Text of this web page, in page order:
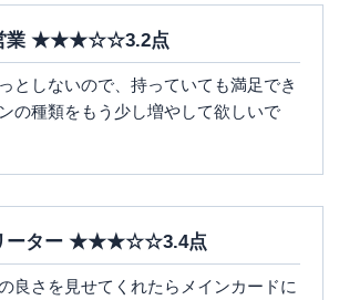
業 ★★★☆☆3.2点
としないので、持っていても満足でき
の種類をもう少し増やして欲しいで
ーター ★★★☆☆3.4点
良さを見せてくれたらメインカードに